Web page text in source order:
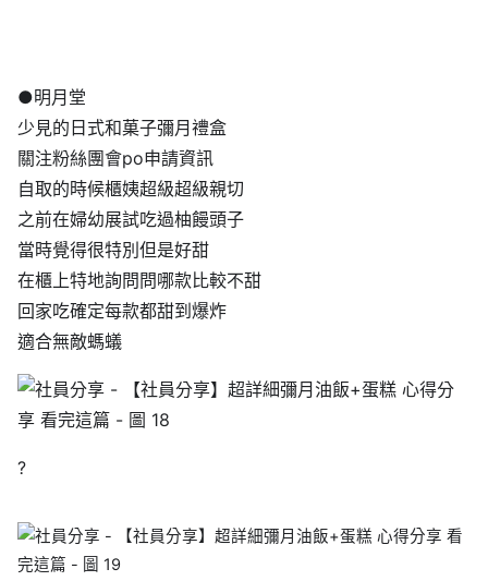
●明月堂
少見的日式和菓子彌月禮盒
關注粉絲團會po申請資訊
自取的時候櫃姨超級超級親切
之前在婦幼展試吃過柚饅頭子
當時覺得很特別但是好甜
在櫃上特地詢問問哪款比較不甜
回家吃確定每款都甜到爆炸
適合無敵螞蟻
?